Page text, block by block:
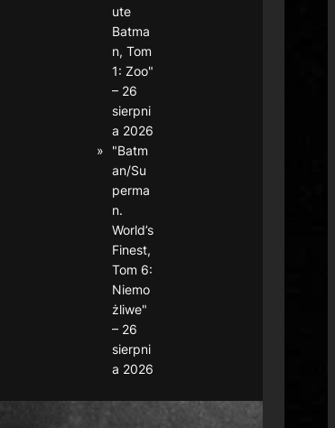
ute
Batma
n, Tom
1: Zoo"
– 26
sierpni
a 2026
"Batm
an/Su
perma
n.
World’s
Finest,
Tom 6:
Niemo
żliwe"
– 26
sierpni
a 2026